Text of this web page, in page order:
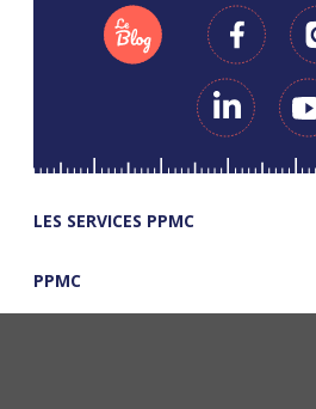
LES SERVICES PPMC
PPMC